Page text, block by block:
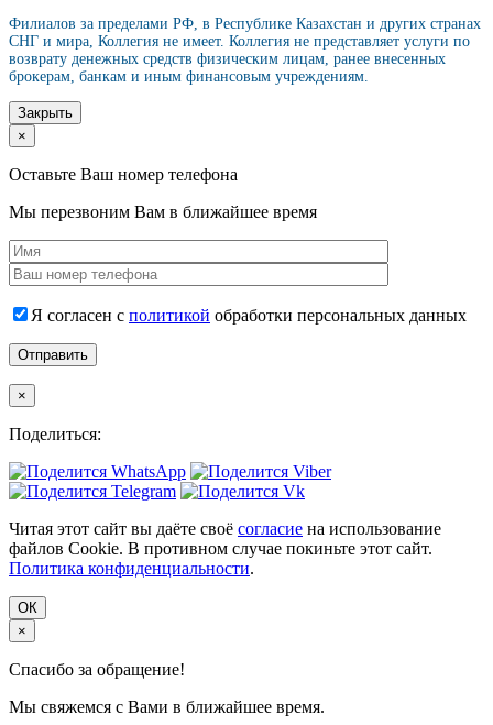
Филиалов за пределами РФ, в Республике Казахстан и других странах
СНГ и мира, Коллегия не имеет. Коллегия не представляет услуги по
возврату денежных средств физическим лицам, ранее внесенных
брокерам, банкам и иным финансовым учреждениям.
Закрыть
×
Оставьте Ваш номер телефона
Мы перезвоним Вам в ближайшее время
Я согласен с политикой обработки персональных данных
×
Поделиться:
Читая этот сайт вы даёте своё согласие на использование
файлов Cookie. В противном случае покиньте этот сайт.
Политика конфиденциальности.
ОК
×
Спасибо за обращение!
Мы свяжемся с Вами в ближайшее время.